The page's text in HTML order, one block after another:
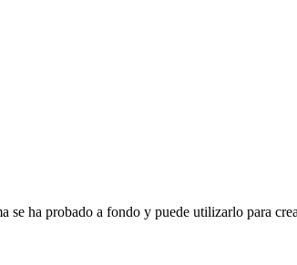
se ha probado a fondo y puede utilizarlo para